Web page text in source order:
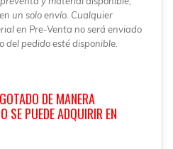
un solo envío. Cualquier
en Pre-Venta no será enviado
del pedido esté disponible.
DE MANERA
SE PUEDE ADQUIRIR EN